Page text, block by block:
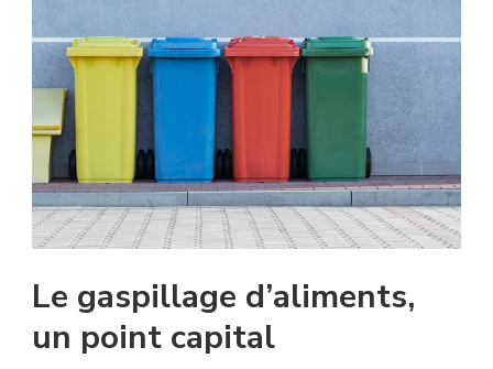
Le gaspillage d’aliments,
un point capital